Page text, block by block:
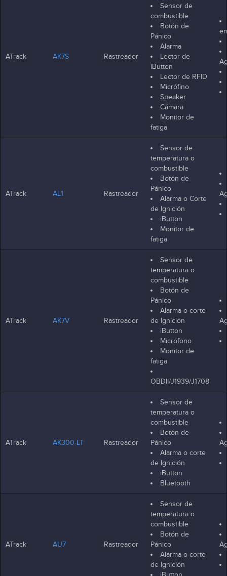
ATrack AK7S Rastreador
Sensor de
combustible
Botón de
Pánico
Alarma
Lector de
iButton
Lector de RFID
Micrófino
Speaker
Cámara
Monitor de
fatiga
ATrack AL1 Rastreador
Sensor de
temperatura o
combustible
Botón de
Pánico
Alarma o Corte
de Ignición
iButton
Monitor de
fatiga
ATrack AK7V Rastreador
Sensor de
temperatura o
combustible
Botón de
Pánico
Alarma o corte
de Ignición
iButton
Micrófono
Monitor de
fatiga
OBDII/J1939/J1708
ATrack AK300-LT Rastreador
Sensor de
temperatura o
combustible
Botón de
Pánico
Alarma o corte
de Ignición
iButton
Bluetooth
ATrack AU7 Rastreador
Sensor de
temperatura o
combustible
Botón de
Pánico
Alarma o corte
de Ignición